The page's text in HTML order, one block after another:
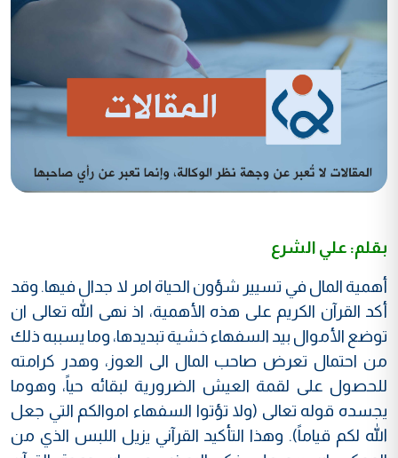
بقلم: علي الشرع
أهمية المال في تسيير شؤون الحياة امر لا جدال فيها. وقد
أكد القرآن الكريم على هذه الأهمية، اذ نهى الله تعالى ان
توضع الأموال بيد السفهاء خشية تبديدها، وما يسببه ذلك
من احتمال تعرض صاحب المال الى العوز، وهدر كرامته
للحصول على لقمة العيش الضرورية لبقائه حياً، وهوما
يجسده قوله تعالى (ولا تؤتوا السفهاء اموالكم التي جعل
الله لكم قياماً). وهذا التأكيد القرآني يزيل اللبس الذي من